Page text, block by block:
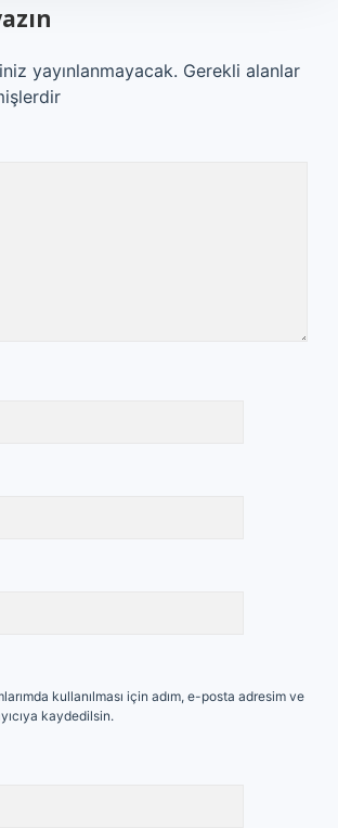
yayınlanmayacak. Gerekli alanlar
kullanılması için adım, e-posta adresim ve
kaydedilsin.